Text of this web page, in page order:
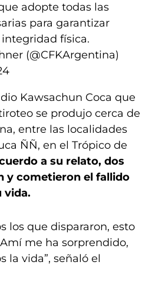
adopte todas las
para garantizar
física.
(@CFKArgentina)
Kawsachun Coca que
se produjo cerca de
entre las localidades
ÑÑ, en el Trópico de
a su relato, dos
y cometieron el fallido
vida.
los que dispararon, esto
me ha sorprendido,
la vida”, señaló el